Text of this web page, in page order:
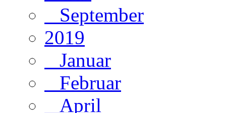
September
2019
Januar
Februar
April